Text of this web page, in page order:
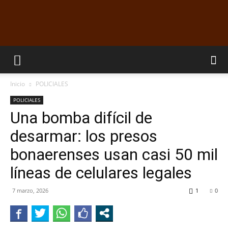
EL
RADIO
Inicio POLICIALES
POLICIALES
Una bomba difícil de
desarmar: los presos
bonaerenses usan casi 50 mil
líneas de celulares legales
7 marzo, 2026 0
1